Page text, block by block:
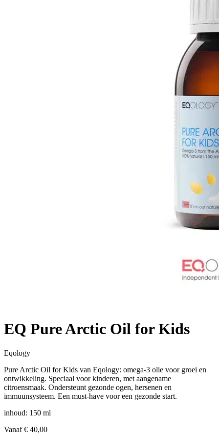
EQ Pure Arctic Oil for Kids
Eqology
Pure Arctic Oil for Kids van Eqology: omega-3 olie voor groei en
ontwikkeling. Speciaal voor kinderen, met aangename
citroensmaak. Ondersteunt gezonde ogen, hersenen en
immuunsysteem. Een must-have voor een gezonde start.
inhoud: 150 ml
Vanaf€ 40,00